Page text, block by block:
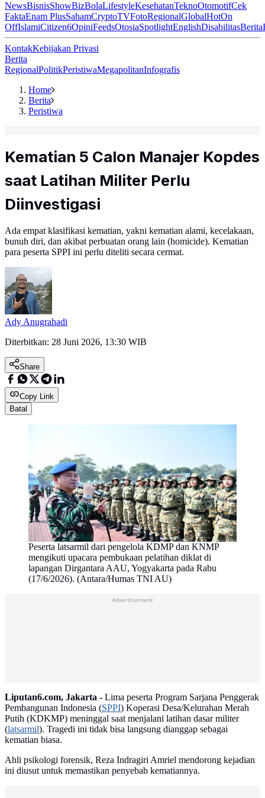
NewsBisnisShowBizBolaLifestyleKesehatanTeknoOtomotifCek
FaktaEnam PlusSahamCryptoTVFotoRegionalGlobalHotOn
OffIslamiCitizen6OpiniFeedsOtosiaSpotlightEnglishDisabilitasBerita
KontakKebijakan Privasi
Berita
RegionalPolitikPeristiwaMegapolitanInfografis
Home
Berita
Peristiwa
Kematian 5 Calon Manajer Kopdes
saat Latihan Militer Perlu
Diinvestigasi
Ada empat klasifikasi kematian, yakni kematian alami, kecelakaan,
bunuh diri, dan akibat perbuatan orang lain (homicide). Kematian
para peserta SPPI ini perlu diteliti secara cermat.
Ady Anugrahadi
Diterbitkan: 28 Juni 2026, 13:30 WIB
Share
Copy Link
Batal
Peserta latsarmil dari pengelola KDMP dan KNMP
mengikuti upacara pembukaan pelatihan diklat di
lapangan Dirgantara AAU, Yogyakarta pada Rabu
(17/6/2026). (Antara/Humas TNI AU)
Advertisement
Liputan6.com, Jakarta - Lima peserta Program Sarjana Penggerak
Pembangunan Indonesia (SPPI) Koperasi Desa/Kelurahan Merah
Putih (KDKMP) meninggal saat menjalani latihan dasar militer
(latsarmil). Tragedi ini tidak bisa langsung dianggap sebagai
kematian biasa.
Ahli psikologi forensik, Reza Indragiri Amriel mendorong kejadian
ini diusut untuk memastikan penyebab kematiannya.